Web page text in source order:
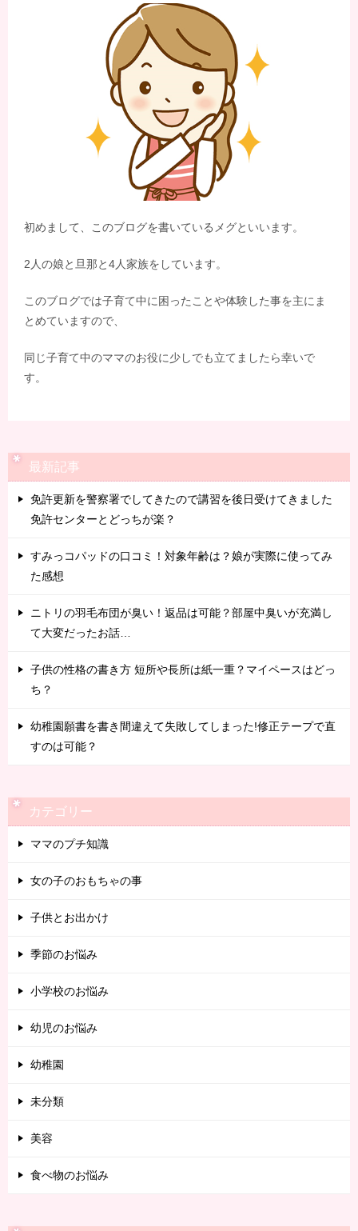
初めまして、このブログを書いているメグといいます。
2人の娘と旦那と4人家族をしています。
このブログでは子育て中に困ったことや体験した事を主にま
とめていますので、
同じ子育て中のママのお役に少しでも立てましたら幸いで
す。
最新記事
免許更新を警察署でしてきたので講習を後日受けてきました
免許センターとどっちが楽？
すみっコパッドの口コミ！対象年齢は？娘が実際に使ってみ
た感想
ニトリの羽毛布団が臭い！返品は可能？部屋中臭いが充満し
て大変だったお話…
子供の性格の書き方 短所や長所は紙一重？マイペースはどっ
ち？
幼稚園願書を書き間違えて失敗してしまった!修正テープで直
すのは可能？
カテゴリー
ママのプチ知識
女の子のおもちゃの事
子供とお出かけ
季節のお悩み
小学校のお悩み
幼児のお悩み
幼稚園
未分類
美容
食べ物のお悩み